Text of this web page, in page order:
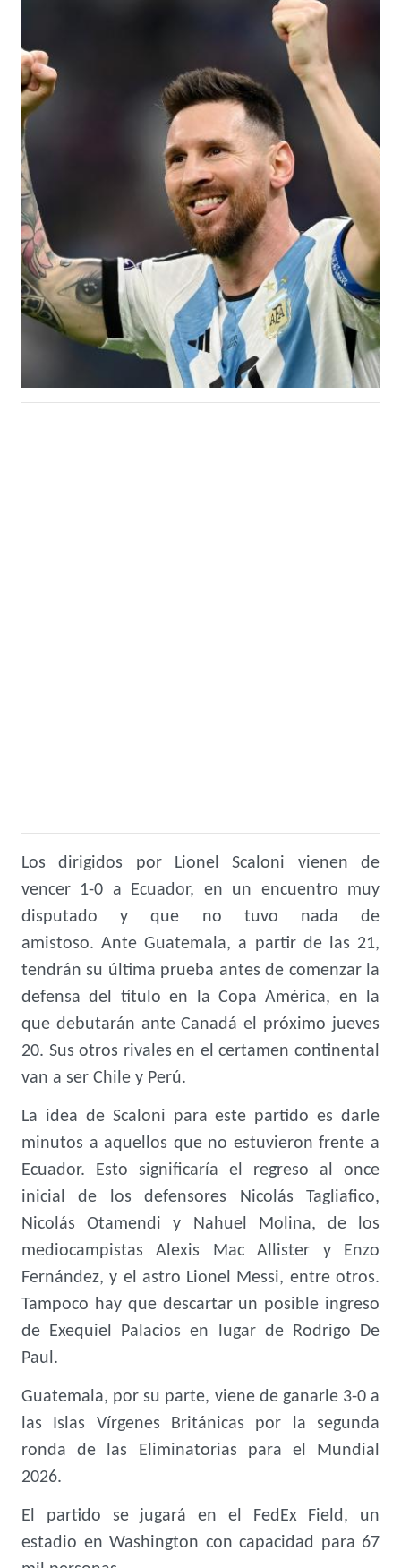
Los dirigidos por Lionel Scaloni vienen de
vencer 1-0 a Ecuador, en un encuentro muy
disputado y que no tuvo nada de
amistoso. Ante Guatemala, a partir de las 21,
tendrán su última prueba antes de comenzar la
defensa del título en la Copa América, en la
que debutarán ante Canadá el próximo jueves
20. Sus otros rivales en el certamen continental
van a ser Chile y Perú.
La idea de Scaloni para este partido es darle
minutos a aquellos que no estuvieron frente a
Ecuador. Esto significaría el regreso al once
inicial de los defensores Nicolás Tagliafico,
Nicolás Otamendi y Nahuel Molina, de los
mediocampistas Alexis Mac Allister y Enzo
Fernández, y el astro Lionel Messi, entre otros.
Tampoco hay que descartar un posible ingreso
de Exequiel Palacios en lugar de Rodrigo De
Paul.
Guatemala, por su parte, viene de ganarle 3-0 a
las Islas Vírgenes Británicas por la segunda
ronda de las Eliminatorias para el Mundial
2026.
El partido se jugará en el FedEx Field, un
estadio en Washington con capacidad para 67